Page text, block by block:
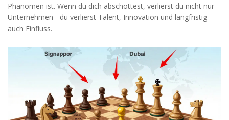
Phänomen ist. Wenn du dich abschottest, verlierst du nicht nur
Unternehmen - du verlierst Talent, Innovation und langfristig
auch Einfluss.